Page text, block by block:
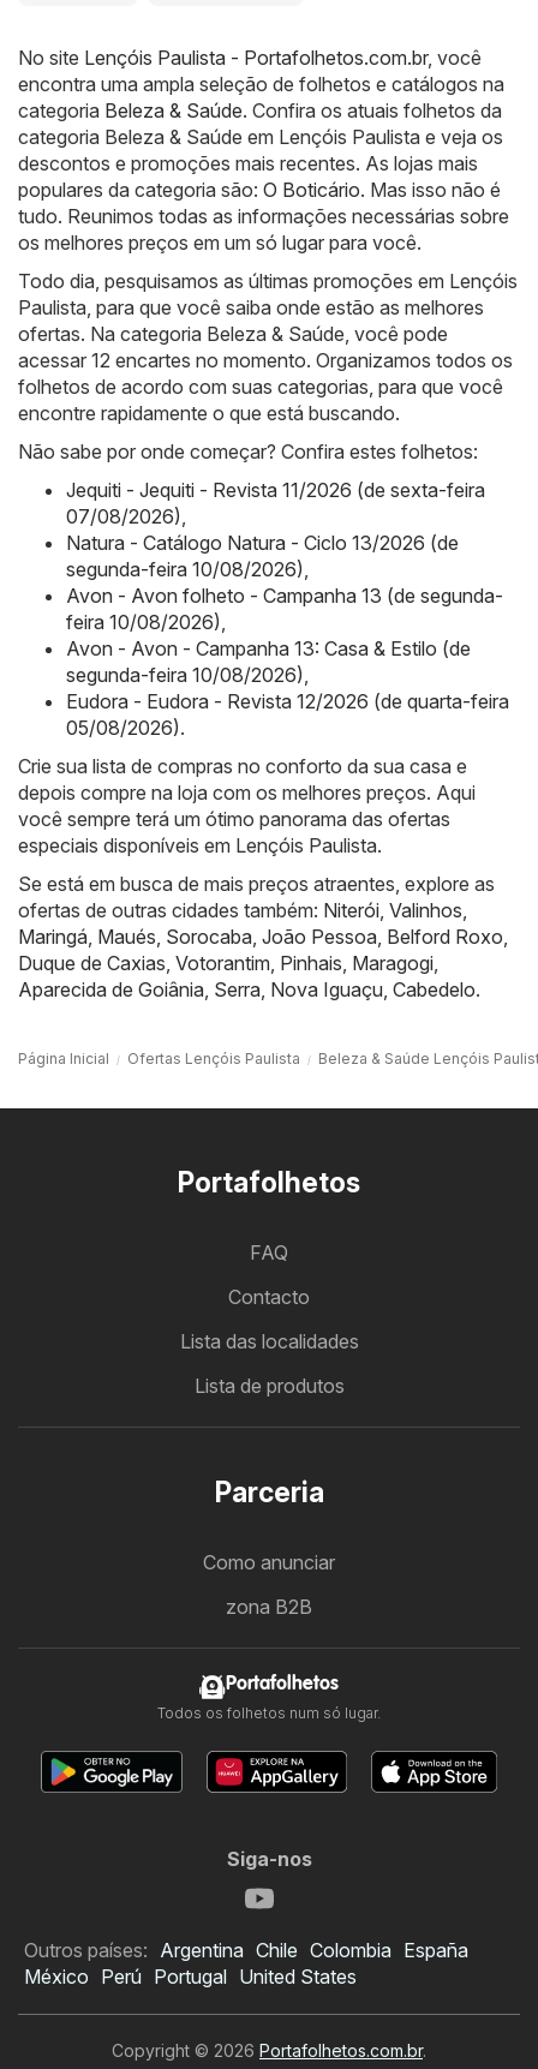
No site Lençóis Paulista - Portafolhetos.com.br, você
encontra uma ampla seleção de folhetos e catálogos na
categoria Beleza & Saúde. Confira os atuais folhetos da
categoria Beleza & Saúde em Lençóis Paulista e veja os
descontos e promoções mais recentes. As lojas mais
populares da categoria são: O Boticário. Mas isso não é
tudo. Reunimos todas as informações necessárias sobre
os melhores preços em um só lugar para você.
Todo dia, pesquisamos as últimas promoções em Lençóis
Paulista, para que você saiba onde estão as melhores
ofertas. Na categoria Beleza & Saúde, você pode
acessar 12 encartes no momento. Organizamos todos os
folhetos de acordo com suas categorias, para que você
encontre rapidamente o que está buscando.
Não sabe por onde começar? Confira estes folhetos:
Jequiti - Jequiti - Revista 11/2026 (de sexta-feira
07/08/2026)
Natura - Catálogo Natura - Ciclo 13/2026 (de
segunda-feira 10/08/2026)
Avon - Avon folheto - Campanha 13 (de segunda-
feira 10/08/2026)
Avon - Avon - Campanha 13: Casa & Estilo (de
segunda-feira 10/08/2026)
Eudora - Eudora - Revista 12/2026 (de quarta-feira
05/08/2026).
Crie sua lista de compras no conforto da sua casa e
depois compre na loja com os melhores preços. Aqui
você sempre terá um ótimo panorama das ofertas
especiais disponíveis em Lençóis Paulista.
Se está em busca de mais preços atraentes, explore as
ofertas de outras cidades também: Niterói Valinhos
Maringá Maués Sorocaba João Pessoa Belford Roxo
Duque de Caxias Votorantim Pinhais Maragogi
Aparecida de Goiânia Serra Nova Iguaçu Cabedelo.
Página Inicial Ofertas Lençóis Paulista Beleza & Saúde Lençóis
Portafolhetos
FAQ
Contacto
Lista das localidades
Lista de produtos
Parceria
Como anunciar
zona B2B
Portafolhetos
Todos os folhetos num só lugar.
Siga-nos
Outros países: Argentina Chile Colombia España
México Perú Portugal United States
Copyright © 2026 Portafolhetos.com.br.